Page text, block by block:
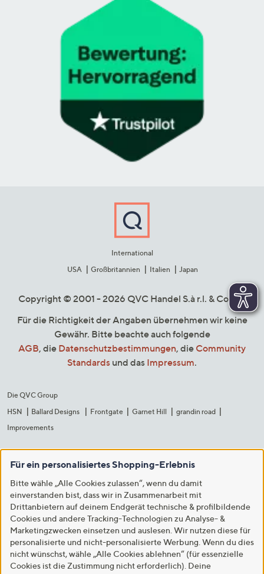
International
USA
Großbritannien Italien Japan
Copyright © 2001 - 2026 QVC Handel S.à r.l. & Co. KG
Für die Richtigkeit der Angaben übernehmen wir keine
Gewähr. Bitte beachte auch folgende
AGB, die Datenschutzbestimmungen, die Community
Standards und das Impressum.
Die QVC Group
HSN
Ballard Designs Frontgate Garnet Hill
grandin road
Improvements
Für ein personalisiertes Shopping-Erlebnis
Bitte wähle „Alle Cookies zulassen“, wenn du damit
einverstanden bist, dass wir in Zusammenarbeit mit
Drittanbietern auf deinem Endgerät technische & profilbildende
Cookies und andere Tracking-Technologien zu Analyse- &
Marketingzwecken einsetzen und auslesen. Wir nutzen diese für
personalisierte und nicht-personalisierte Werbung. Wenn du dies
nicht wünschst, wähle „Alle Cookies ablehnen“ (für essenzielle
Cookies ist die Zustimmung nicht erforderlich). Deine